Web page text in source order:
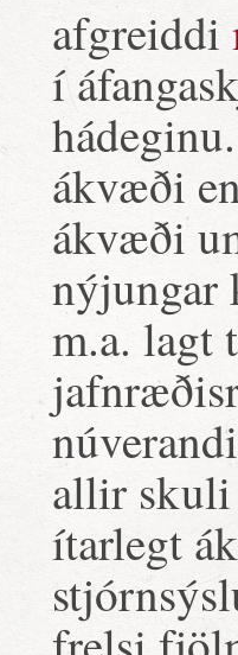
afgreiddi
í
ákvæði
ákvæði
nýjungar
m.a. lagt
allir skuli
ítarlegt